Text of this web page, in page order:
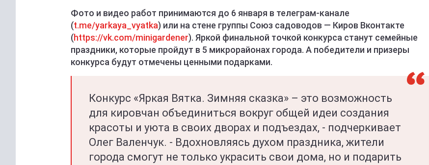
Фото и видео работ принимаются до 6 января в телеграм-канале
(t.me/yarkaya_vyatka) или на стене группы Союз садоводов — Киров Вконтакте
(https://vk.com/minigardener). Яркой финальной точкой конкурса станут семейные
праздники, которые пройдут в 5 микрорайонах города. А победители и призеры
конкурса будут отмечены ценными подарками.
Конкурс «Яркая Вятка. Зимняя сказка» – это возможность
для кировчан объединиться вокруг общей идеи создания
красоты и уюта в своих дворах и подъездах, - подчеркивает
Олег Валенчук. - Вдохновляясь духом праздника, жители
города смогут не только украсить свои дома, но и подарить